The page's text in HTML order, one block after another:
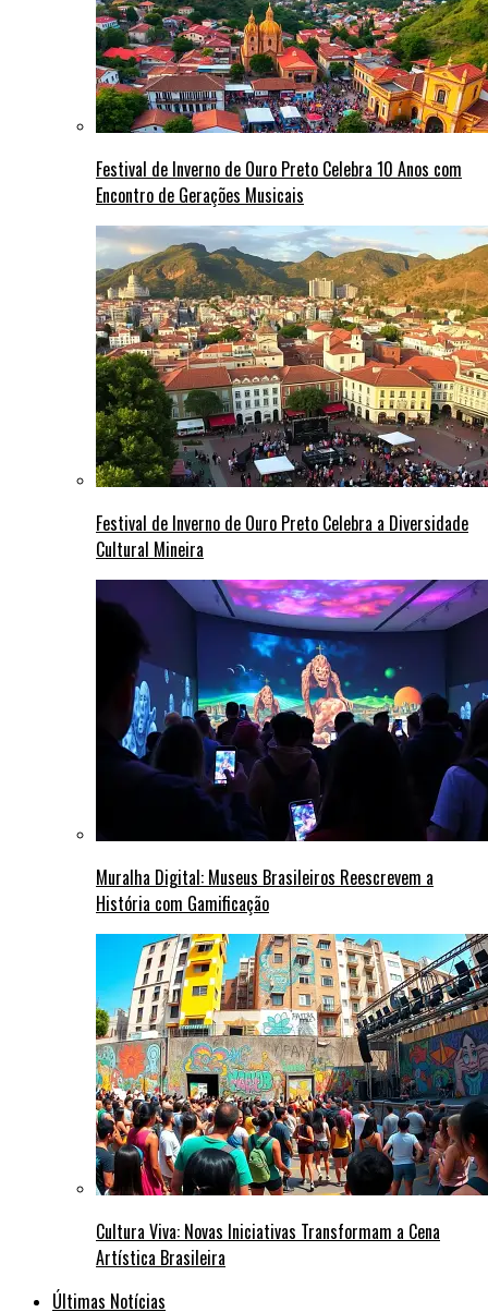
Festival de Inverno de Ouro Preto Celebra 10 Anos com
Encontro de Gerações Musicais
Festival de Inverno de Ouro Preto Celebra a Diversidade
Cultural Mineira
Muralha Digital: Museus Brasileiros Reescrevem a
História com Gamificação
Cultura Viva: Novas Iniciativas Transformam a Cena
Artística Brasileira
Últimas Notícias